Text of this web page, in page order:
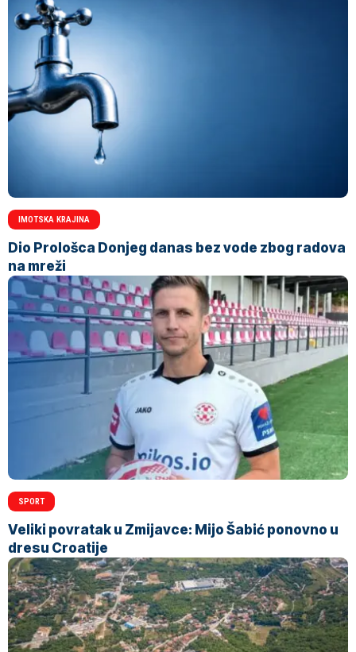
IMOTSKA KRAJINA
Dio Prološca Donjeg danas bez vode zbog radova
na mreži
SPORT
Veliki povratak u Zmijavce: Mijo Šabić ponovno u
dresu Croatije